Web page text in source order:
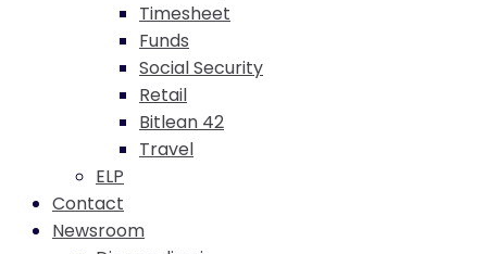
Timesheet
Funds
Social Security
Retail
Bitlean 42
Travel
ELP
Contact
Newsroom